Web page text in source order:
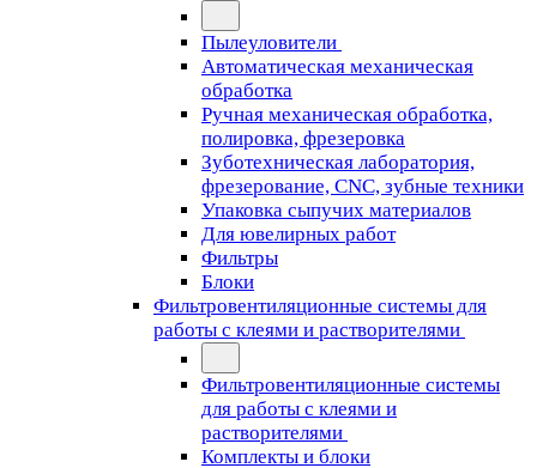
Пылеуловители
Автоматическая механическая
обработка
Ручная механическая обработка,
полировка, фрезеровка
Зуботехническая лаборатория,
фрезерование, CNC, зубные техники
Упаковка сыпучих материалов
Для ювелирных работ
Фильтры
Блоки
Фильтровентиляционные системы для
работы с клеями и растворителями
Фильтровентиляционные системы
для работы с клеями и
растворителями
Комплекты и блоки